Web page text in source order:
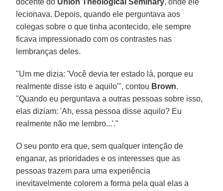
lecionava. Depois, quando ele perguntava aos
colegas sobre o que tinha acontecido, ele sempre
ficava impressionado com os contrastes nas
lembranças deles.
"Um me dizia: 'Você devia ter estado lá, porque eu
realmente disse isto e aquilo'", contou Brown.
"Quando eu perguntava a outras pessoas sobre isso,
elas diziam: 'Ah, essa pessoa disse aquilo? Eu
realmente não me lembro...'."
O seu ponto era que, sem qualquer intenção de
enganar, as prioridades e os interesses que as
pessoas trazem para uma experiência
inevitavelmente colorem a forma pela qual elas a